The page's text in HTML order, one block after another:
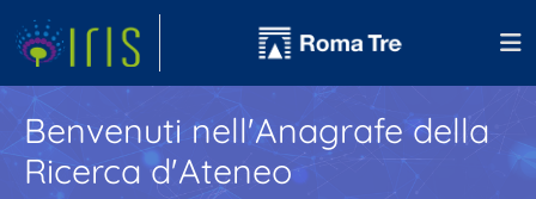
Benvenuti nell'Anagrafe della
Ricerca d'Ateneo